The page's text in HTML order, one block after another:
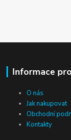
Informace
O nás
Jak nakupovat
Obchodní
Kontakty